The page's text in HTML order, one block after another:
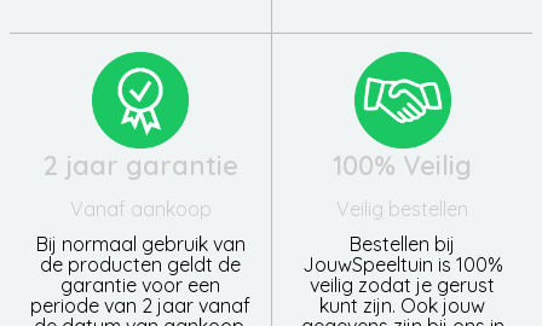
2 jaar garantie
Vanaf aankoop
Bij normaal gebruik van
de producten geldt de
garantie voor een
periode van 2 jaar vanaf
100% Veilig
Veilig bestellen
Bestellen bij
JouwSpeeltuin is 100%
veilig zodat je gerust
kunt zijn. Ook jouw